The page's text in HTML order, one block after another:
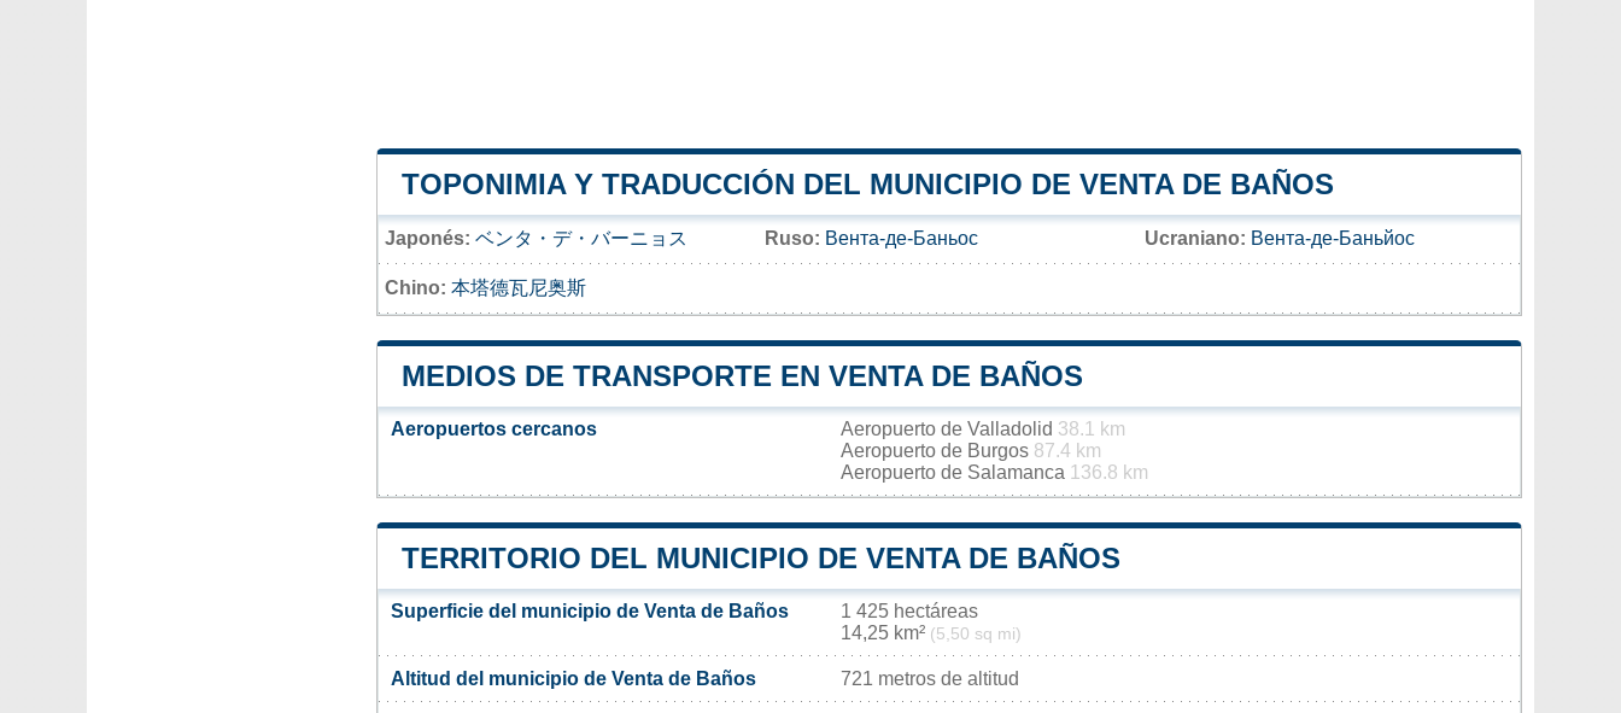
TOPONIMIA Y TRADUCCIÓN DEL MUNICIPIO DE VENTA DE BAÑOS
Japonés: ベンタ・デ・バーニョス Ruso: Вента-де-Баньос Ucraniano: Вента-де-Баньйос
Chino: 本塔德瓦尼奥斯
MEDIOS DE TRANSPORTE EN VENTA DE BAÑOS
Aeropuertos cercanos Aeropuerto de Valladolid 38.1 km
Aeropuerto de Burgos 87.4 km
Aeropuerto de Salamanca 136.8 km
TERRITORIO DEL MUNICIPIO DE VENTA DE BAÑOS
Superficie del municipio de Venta de Baños
1 425 hectáreas
14,25 km² (5,50 sq mi)
Altitud del municipio de Venta de Baños 721 metros de altitud